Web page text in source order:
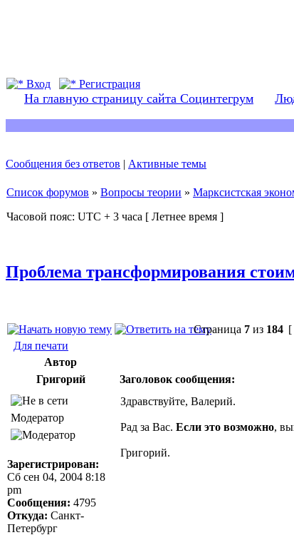
Вход
Регистрация
На главную страницу сайта Социнтегрум
Сообщения без ответов | Активные темы
Список форумов » Вопросы теории » Марксистская
Часовой пояс: UTC + 3 часа [ Летнее время ]
Проблема трансформирования
Страница 7 из 184 [
Для печати
Автор
Григорий
Заголовок сообщения:
Модератор
Зарегистрирован:
Сб сен 04, 2004 8:18
pm
Сообщения: 4795
Откуда: Санкт-
Петербург
Здравствуйте, Валерий.
Рад за Вас. Если это возможно,
Григорий.